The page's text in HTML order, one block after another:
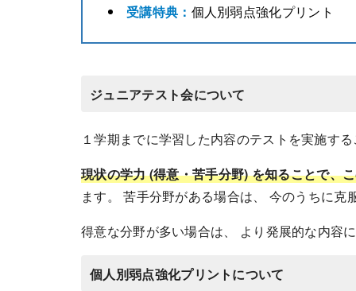
受講特典： 個人別弱点強化プリント
ジュニアテスト会について
１学期までに学習した内容のテストを実施す
現状の学力 (得意・苦手分野) を知ることで、
ます。 苦手分野がある場合は、 今のうちに
得意な分野が多い場合は、 より発展的な内容
個人別弱点強化プリントについて